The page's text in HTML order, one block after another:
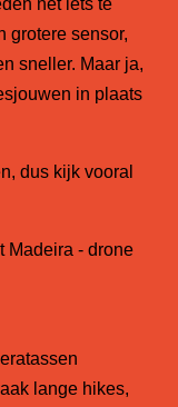
net iets te
grotere sensor,
sneller. Maar ja,
in plaats
dus kijk vooral
lange hikes,